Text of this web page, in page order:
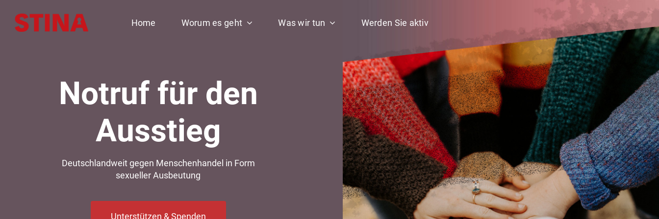
Inhalt
springen
Home Worum es geht Was wir tun Werden Sie aktiv
Notruf für den
Ausstieg
Deutschlandweit gegen Menschenhandel in Form
sexueller Ausbeutung
Unterstützen & Spenden